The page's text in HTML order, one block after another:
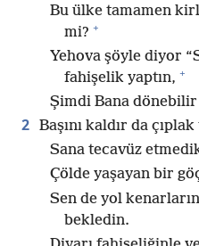
Bu ülke tamamen
mi? +
Yehova şöyle diyor
fahişelik yaptın, +
Şimdi Bana dönebilir
2 Başını kaldır da
Sana tecavüz
Çölde yaşayan bir
Sen de yol
bekledin.